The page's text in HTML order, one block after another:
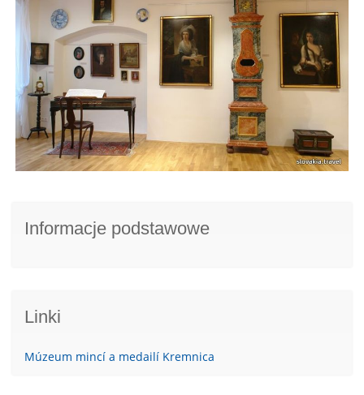
Informacje podstawowe
Linki
Múzeum mincí a medailí Kremnica